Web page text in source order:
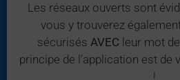
Les réseaux ouverts sont
vous y trouverez
sécurisés AVEC leur mot
principe de l’application est
!